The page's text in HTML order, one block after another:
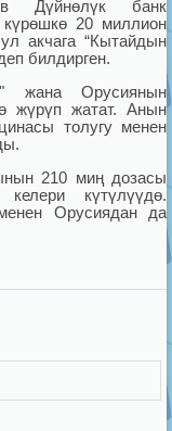
Дүйнөлүк банк
күрөшкө 20 миллион
акчага “Кытайдын
билдирген.
жана Орусиянын
жүрүп жатат. Анын
толугу менен
210 миң дозасы
күтүлүүдө.
Орусиядан да